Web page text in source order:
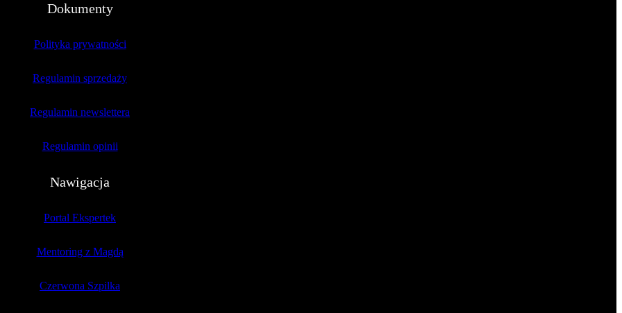
Dokumenty
Polityka prywatności
Regulamin sprzedaży
Regulamin newslettera
Regulamin opinii
Nawigacja
Portal Ekspertek
Mentoring z Magdą
Czerwona Szpilka